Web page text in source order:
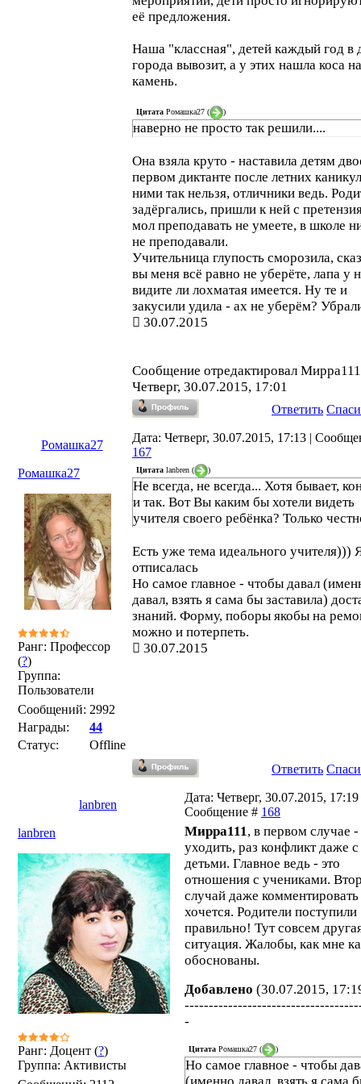
её предложения.
Наша "классная", детей каждый год в
города вывозит, а у этих нашла коса на
камень.
Цитата Ромашка27 ( )
наверно не просто так решили....
Она взяла круто - наставила детям
первом диктанте после летних
ними так нельзя, отличники ведь.
задёргались, пришли к ней с
мол преподавать не умеете, в школе
не преподавали.
Учительница глупость сморозила,
вы меня всё равно не уберёте, лапа у
видите ли лохматая имеется. Ну те и
закусили удила - ах не уберём?
30.07.2015
Сообщение отредактировал Мирра111
Четверг, 30.07.2015, 17:01
Ответить
Ромашка27
Дата: Четверг, 30.07.2015, 17:13 |
167
Ромашка27
Ранг: Профессор
(?)
Группа:
Пользователи
Сообщений: 2992
Награды:
44
Статус:
Offline
Цитата lanbren ( )
Не всегда, не всегда... Хотя бывает,
и так. Вот Вы каким бы хотели видеть
учителя своего ребёнка? Только
Есть уже тема идеального учителя)))
отписалась
Но самое главное - чтобы давал
давал, взять я сама бы заставила)
знаний. Форму, поборы якобы на
можно и потерпеть.
30.07.2015
Ответить
lanbren
Дата: Четверг, 30.07.2015, 17:19
Сообщение # 168
lanbren
Ранг: Доцент (?)
Группа: Активисты
Мирра111, в первом случае
уходить, раз конфликт даже с
детьми. Главное ведь - это
отношения с учениками.
случай даже комментировать
хочется. Родители поступили
правильно! Тут совсем
ситуация. Жалобы, как мне
обоснованы.
Добавлено (30.07.2015,
-
Цитата Ромашка27 ( )
Но самое главное - чтобы